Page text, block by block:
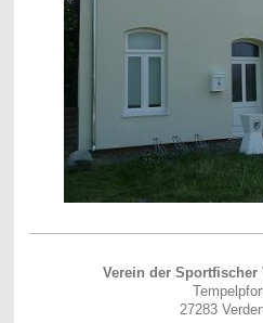
Verein der Sportfischer
27283